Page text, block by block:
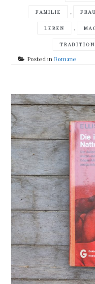
FAMILIE ,
LEBEN ,
Posted in Romane